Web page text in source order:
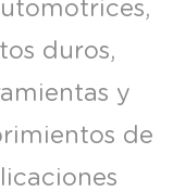
duros,
y
de